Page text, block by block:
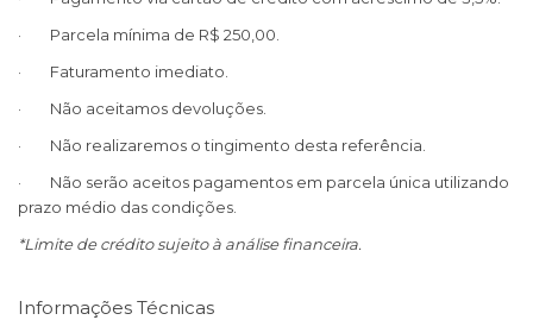
· Parcela mínima de R$ 250,00.
· Faturamento imediato.
· Não aceitamos devoluções.
· Não realizaremos o tingimento desta referência.
· Não serão aceitos pagamentos em parcela única utilizando
prazo médio das condições.
*Limite de crédito sujeito à análise financeira.
Informações Técnicas